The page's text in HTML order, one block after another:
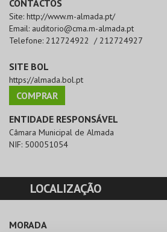
CONTACTOS
Site: http://www.m-almada.pt/
Email: auditorio@cma.m-almada.pt
Telefone: 212724922 / 212724927
SITE BOL
https://almada.bol.pt
COMPRAR
ENTIDADE RESPONSÁVEL
Câmara Municipal de Almada
NIF: 500051054
LOCALIZAÇÃO
MORADA